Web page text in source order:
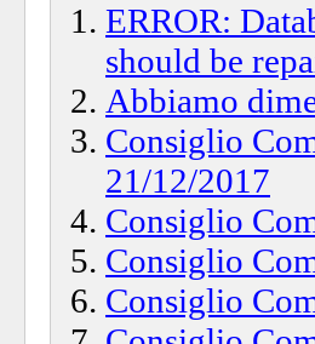
ERROR:
should be
Abbiamo
Consiglio
21/12/2017
Consiglio
Consiglio
Consiglio